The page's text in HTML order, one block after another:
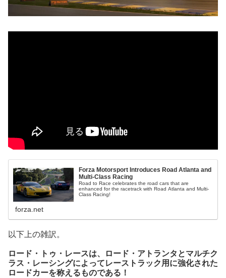
Forza Motorsport Introduces Road Atlanta and
Multi-Class Racing
Road to Race celebrates the road cars that are
enhanced for the racetrack with Road Atlanta and Multi-
Class Racing!
forza.net
以下上の雑訳。
ロード・トゥ・レースは、ロード・アトランタとマルチク
ラス・レーシングによってレーストラック用に強化された
ロードカーを称えるものである！